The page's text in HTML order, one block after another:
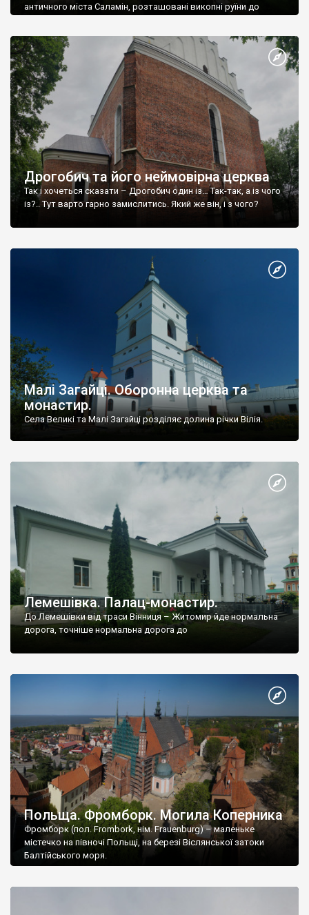
античного міста Саламін, розташовані викопні руїни до
Дрогобич та його неймовірна церква
Так і хочеться сказати – Дрогобич один із… Так-так, а із чого
із?.. Тут варто гарно замислитись. Який же він, і з чого?
Малі Загайці. Оборонна церква та
монастир.
Села Великі та Малі Загайці розділяє долина річки Вілія.
Лемешівка. Палац-монастир.
До Лемешівки від траси Вінниця – Житомир йде нормальна
дорога, точніше нормальна дорога до
Польща. Фромборк. Могила Коперника
Фромборк (пол. Frombork, нім. Frauenburg) – маленьке
містечко на півночі Польщі, на березі Віслянської затоки
Балтійського моря.